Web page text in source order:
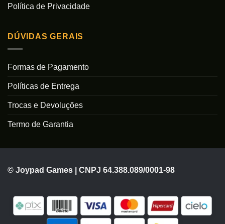
Política de Privacidade
DÚVIDAS GERAIS
Formas de Pagamento
Políticas de Entrega
Trocas e Devoluções
Termo de Garantia
© Joypad Games | CNPJ 64.388.089/0001-98